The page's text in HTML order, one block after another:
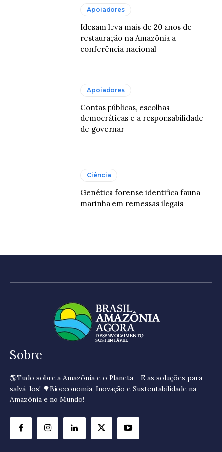
Apoiadores
Idesam leva mais de 20 anos de
restauração na Amazônia a
conferência nacional
Apoiadores
Contas públicas, escolhas
democráticas e a responsabilidade
de governar
Ciência
Genética forense identifica fauna
marinha em remessas ilegais
Sobre
🌎Tudo sobre a Amazônia e o Planeta - E as soluções para
salvá-los! 🌳Bioeconomia, Inovação e Sustentabilidade na
Amazônia e no Mundo!